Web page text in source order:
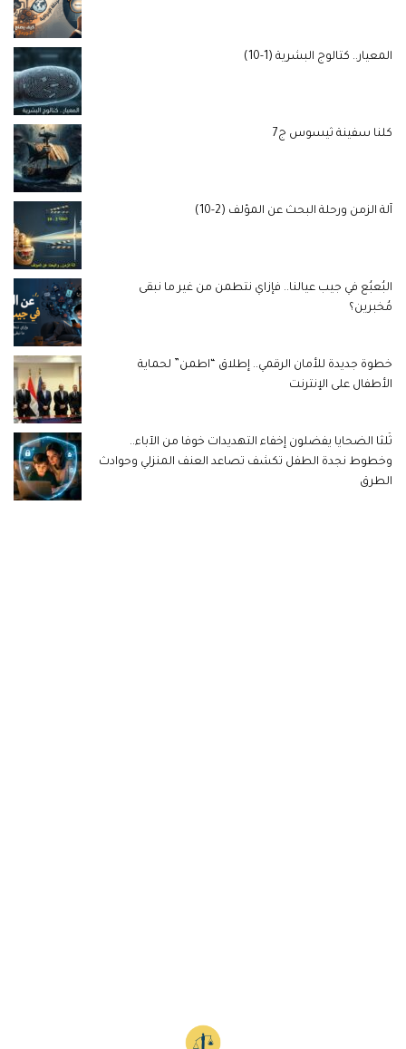
المعيار.. كتالوج البشرية (1-10)
كلنا سفينة ثيسوس ج7
آلة الزمن ورحلة البحث عن المؤلف (2-10)
البُعبُع في جيب عيالنا.. فإزاي نتطمن من غير ما نبقى
مُخبرين؟
خطوة جديدة للأمان الرقمي.. إطلاق “اطمن” لحماية
الأطفال على الإنترنت
ثُلثا الضحايا يفضلون إخفاء التهديدات خوفا من الآباء..
وخطوط نجدة الطفل تكشف تصاعد العنف المنزلي وحوادث
الطرق